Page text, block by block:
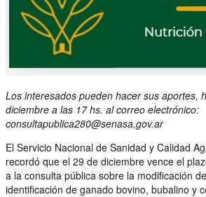
Los interesados pueden hacer sus aportes,
diciembre a las 17 hs. al correo electrónico:
consultapublica280@senasa.gov.ar
El Servicio Nacional de Sanidad y Calidad
recordó que el 29 de diciembre vence el
a la consulta pública sobre la modificación
identificación de ganado bovino, bubalino y